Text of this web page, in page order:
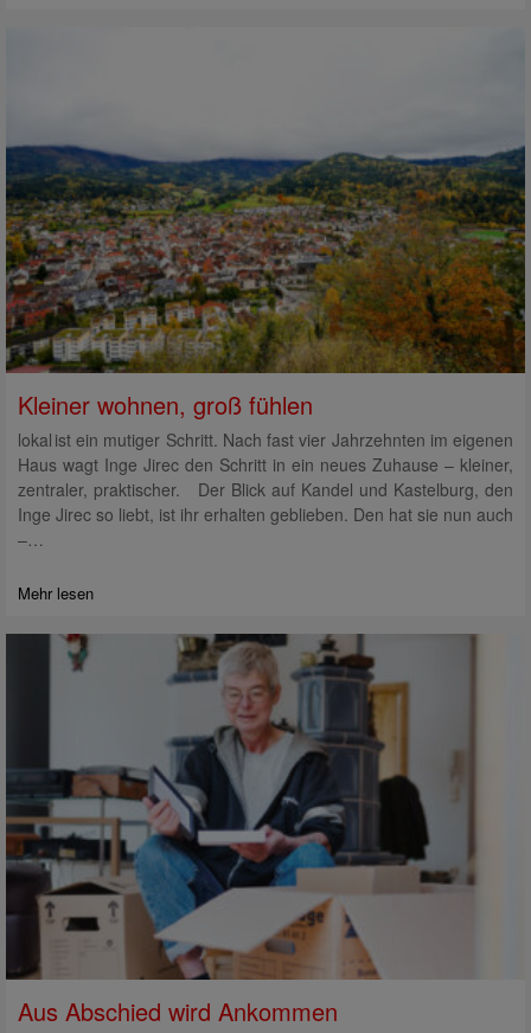
Kleiner wohnen, groß fühlen
lokal ist ein mutiger Schritt. Nach fast vier Jahrzehnten im eigenen
Haus wagt Inge Jirec den Schritt in ein neues Zuhause – kleiner,
zentraler, praktischer. Der Blick auf Kandel und Kastelburg, den
Inge Jirec so liebt, ist ihr erhalten geblieben. Den hat sie nun auch
–…
Mehr lesen
Aus Abschied wird Ankommen